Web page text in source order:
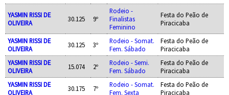
YASMIN RISSI DE
OLIVEIRA
30.125 9º
Rodeio -
Finalistas
Feminino
Festa do Peão de
Piracicaba
YASMIN RISSI DE
OLIVEIRA
30.125 3º
Rodeio - Somat.
Fem. Sábado
Festa do Peão de
Piracicaba
YASMIN RISSI DE
OLIVEIRA
15.074 2º
Rodeio - Semi.
Fem. Sábado
Festa do Peão de
Piracicaba
YASMIN RISSI DE
OLIVEIRA
30.175 7º
Rodeio - Somat.
Fem. Sexta
Festa do Peão de
Piracicaba